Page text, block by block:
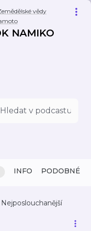
vědy
NAMIKO
INFO PODOBNÉ
Nejposlouchanější